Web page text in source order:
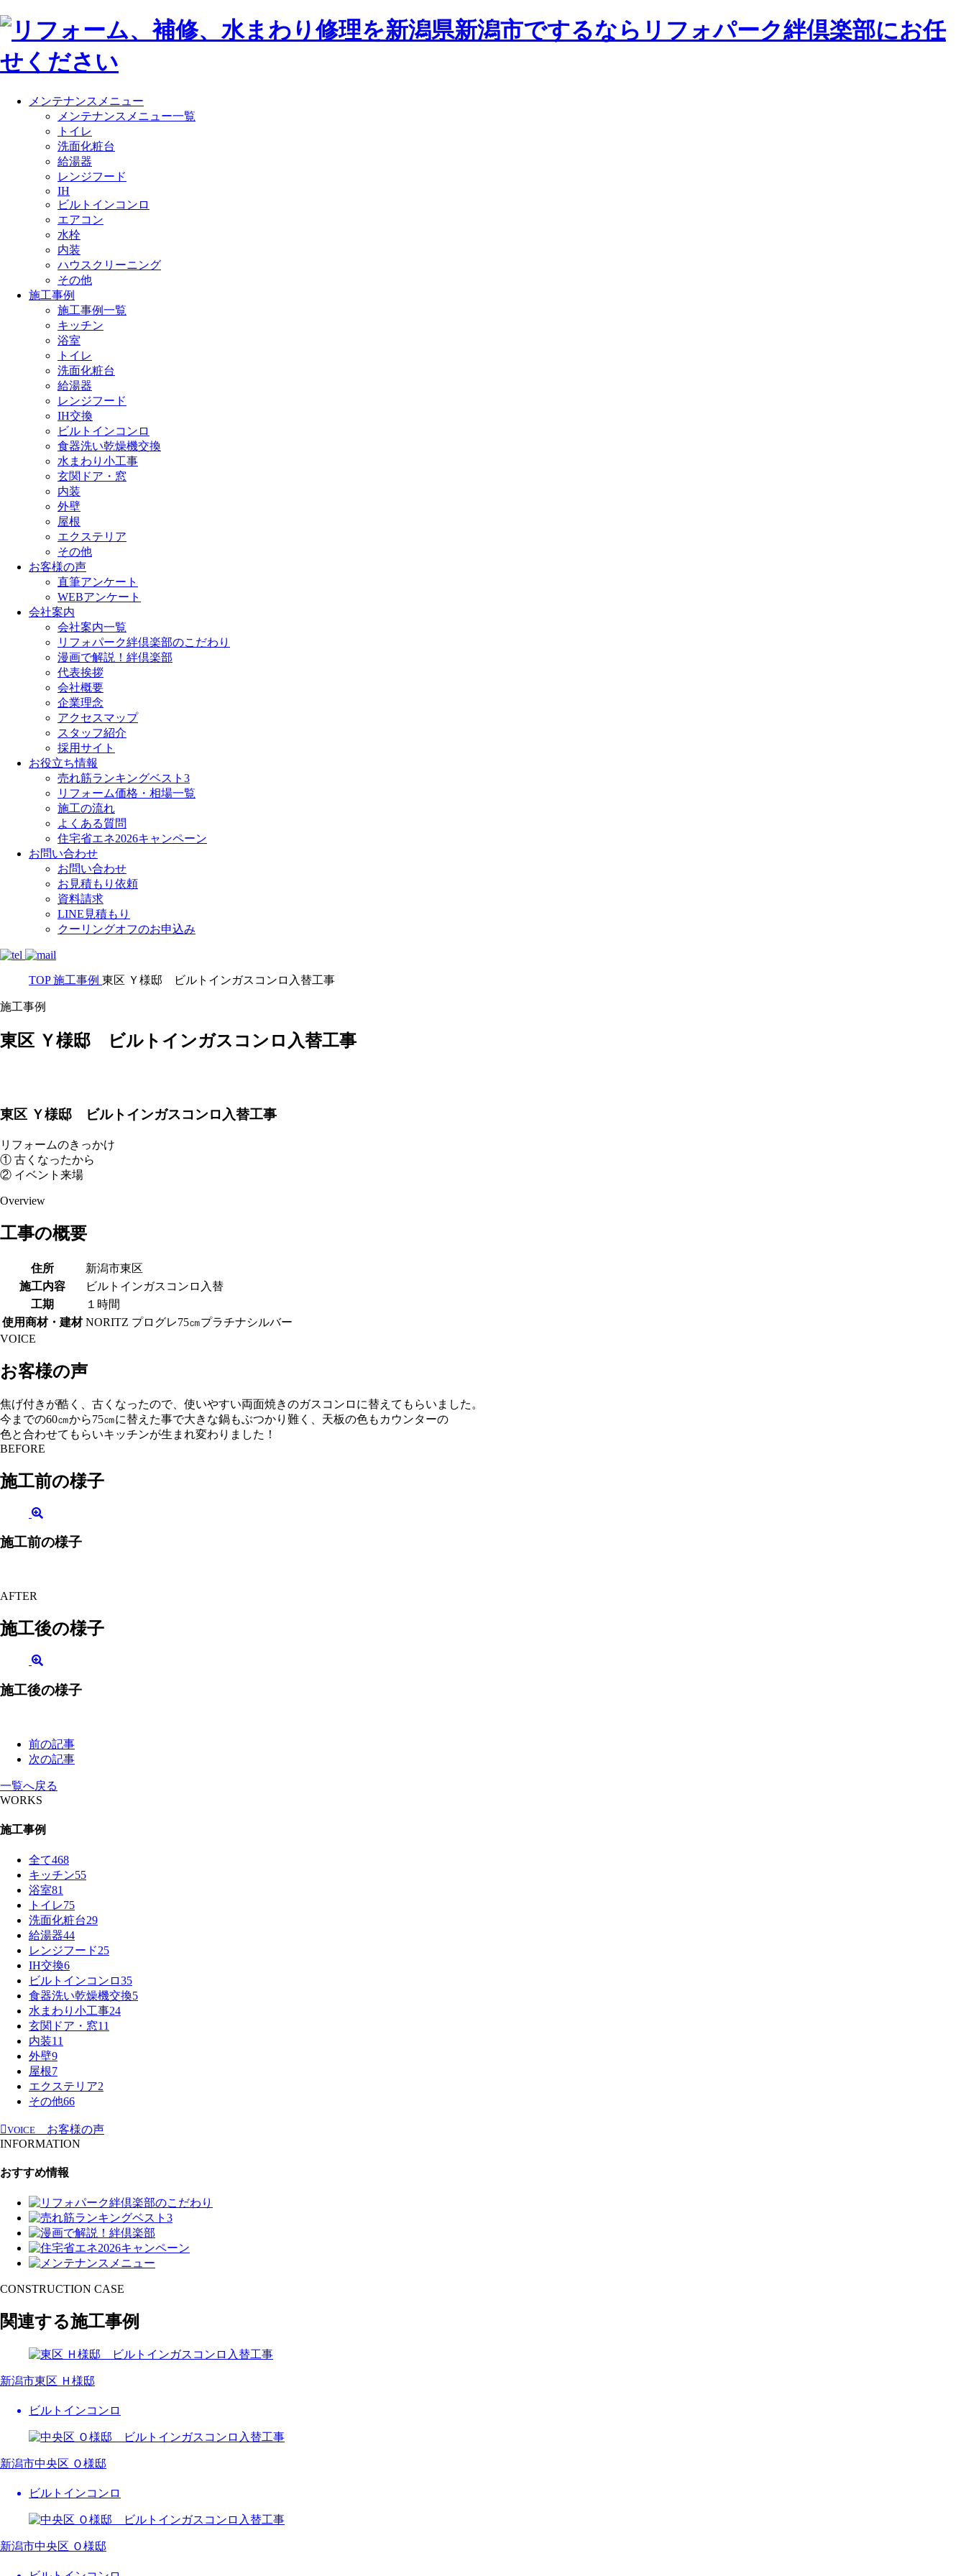
メンテナンスメニュー
メンテナンスメニュー一覧
トイレ
洗面化粧台
給湯器
レンジフード
IH
ビルトインコンロ
エアコン
水栓
内装
ハウスクリーニング
その他
施工事例
施工事例一覧
キッチン
浴室
トイレ
洗面化粧台
給湯器
レンジフード
IH交換
ビルトインコンロ
食器洗い乾燥機交換
水まわり小工事
玄関ドア・窓
内装
外壁
屋根
エクステリア
その他
お客様の声
直筆アンケート
WEBアンケート
会社案内
会社案内一覧
リフォパーク絆倶楽部のこだわり
漫画で解説！絆倶楽部
代表挨拶
会社概要
企業理念
アクセスマップ
スタッフ紹介
採用サイト
お役立ち情報
売れ筋ランキングベスト3
リフォーム価格・相場一覧
施工の流れ
よくある質問
住宅省エネ2026キャンペーン
お問い合わせ
お問い合わせ
お見積もり依頼
資料請求
LINE見積もり
クーリングオフのお申込み
TOP 施工事例 東区 Ｙ様邸 ビルトインガスコンロ入替工事
施工事例
東区 Ｙ様邸 ビルトインガスコンロ入替工事
東区 Ｙ様邸 ビルトインガスコンロ入替工事
リフォームのきっかけ
① 古くなったから
② イベント来場
Overview
工事の概要
住所
新潟市東区
施工内容
ビルトインガスコンロ入替
工期
１時間
使用商材・建材 NORITZ プログレ75㎝プラチナシルバー
VOICE
お客様の声
焦げ付きが酷く、古くなったので、使いやすい両面焼きのガスコンロに替えてもらいました。
今までの60㎝から75㎝に替えた事で大きな鍋もぶつかり難く、天板の色もカウンターの
色と合わせてもらいキッチンが生まれ変わりました！
BEFORE
施工前の様子
施工前の様子
AFTER
施工後の様子
施工後の様子
前の記事
次の記事
一覧へ戻る
WORKS
施工事例
全て468
キッチン55
浴室81
トイレ75
洗面化粧台29
給湯器44
レンジフード25
IH交換6
ビルトインコンロ35
食器洗い乾燥機交換5
水まわり小工事24
玄関ドア・窓11
内装11
外壁9
屋根7
エクステリア2
その他66
VOICE
お客様の声
INFORMATION
おすすめ情報
CONSTRUCTION CASE
関連する施工事例
新潟市東区 Ｈ様邸
ビルトインコンロ
新潟市中央区 Ｏ様邸
ビルトインコンロ
新潟市中央区 Ｏ様邸